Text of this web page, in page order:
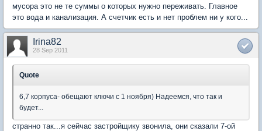
мусора это не те суммы о которых нужно переживать. Главное
это вода и канализация. А счетчик есть и нет проблем ни у кого...
Irina82
28 Sep 2011
Quote
6,7 корпуса- обещают ключи с 1 ноября) Надеемся, что так и
будет...
странно так...я сейчас застройщику звонила, они сказали 7-ой